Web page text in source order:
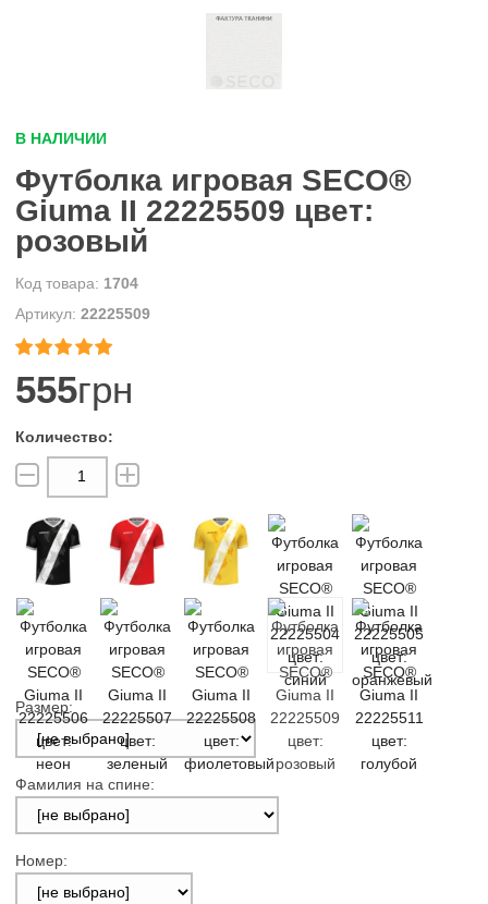
В НАЛИЧИИ
Футболка игровая SECO®
Giuma II 22225509 цвет:
розовый
1704
22225509


555грн
Размер:
Фамилия на спине:
Номер: